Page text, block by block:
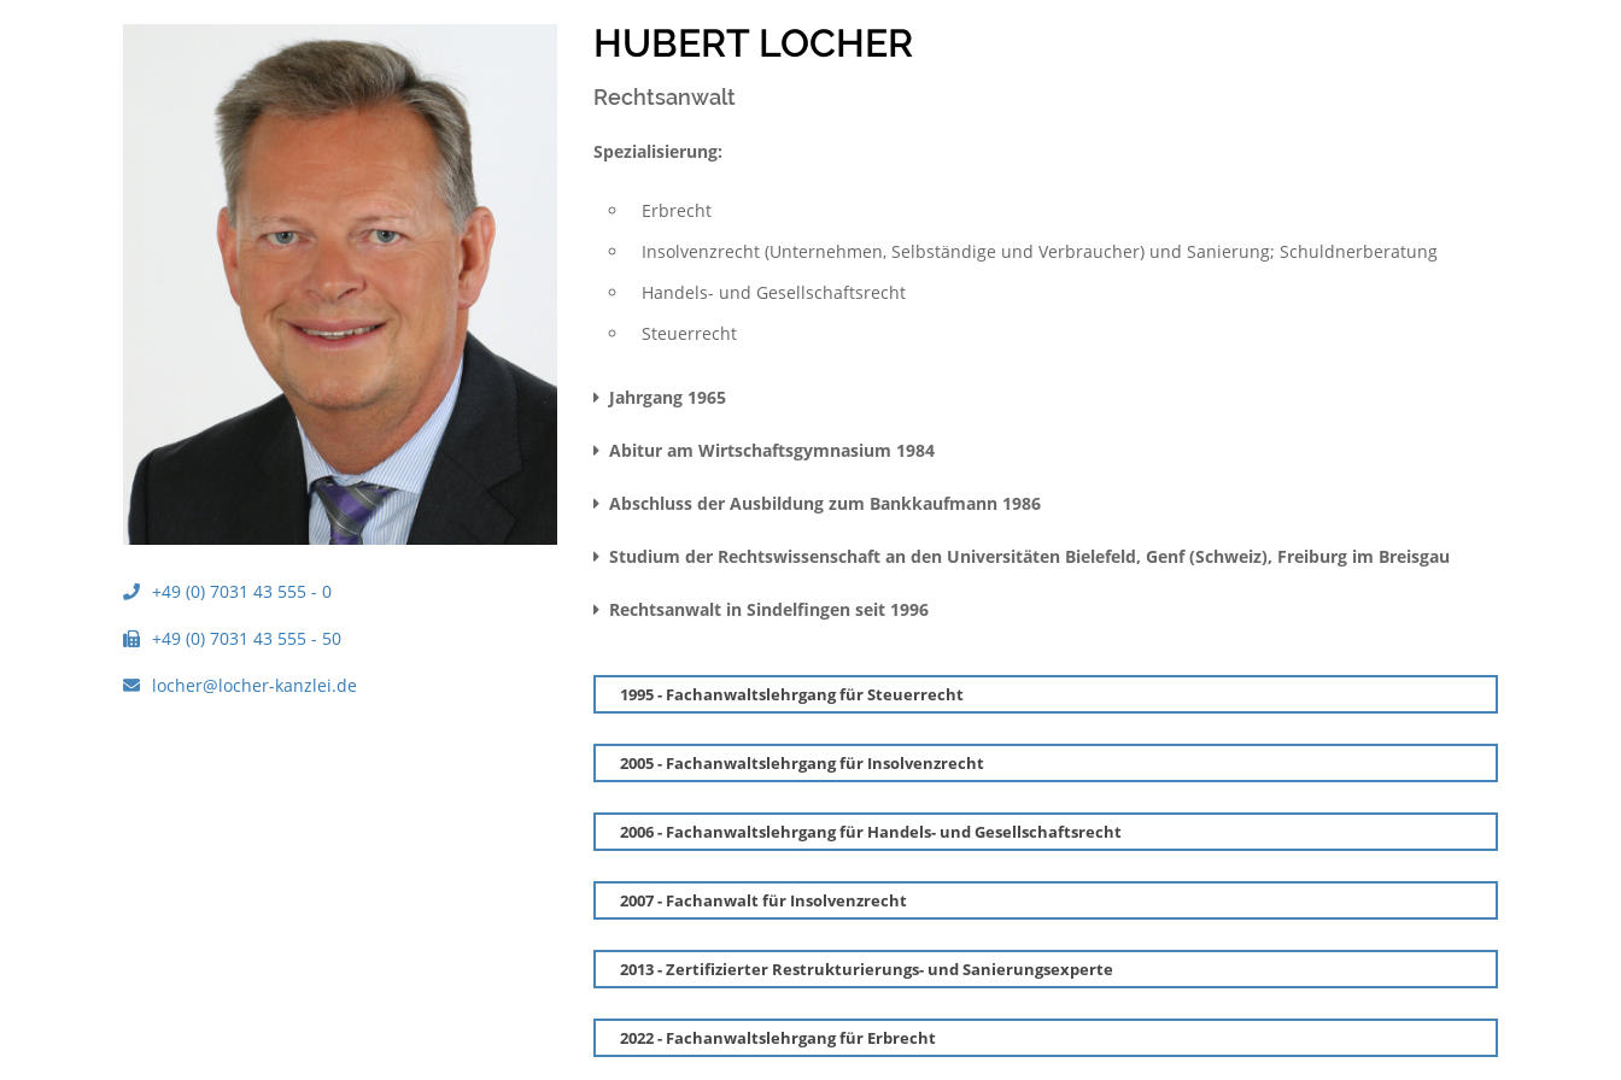
+49 (0) 7031 43 555 - 0
+49 (0) 7031 43 555 - 50
locher@locher-kanzlei.de
HUBERT LOCHER
Rechtsanwalt
Spezialisierung:
Erbrecht
Insolvenzrecht (Unternehmen, Selbständige und Verbraucher) und Sanierung; Schuldnerberatung
Handels- und Gesellschaftsrecht
Steuerrecht
Jahrgang 1965
Abitur am Wirtschaftsgymnasium 1984
Abschluss der Ausbildung zum Bankkaufmann 1986
Studium der Rechtswissenschaft an den Universitäten Bielefeld, Genf (Schweiz), Freiburg im Breisgau
Rechtsanwalt in Sindelfingen seit 1996
1995 - Fachanwaltslehrgang für Steuerrecht
2005 - Fachanwaltslehrgang für Insolvenzrecht
2006 - Fachanwaltslehrgang für Handels- und Gesellschaftsrecht
2007 - Fachanwalt für Insolvenzrecht
2013 - Zertifizierter Restrukturierungs- und Sanierungsexperte
2022 - Fachanwaltslehrgang für Erbrecht